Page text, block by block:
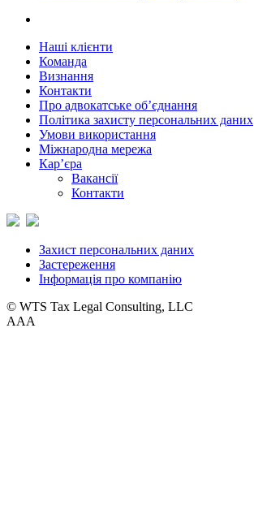
Наші клієнти
Команда
Визнання
Контакти
Про адвокатське об’єднання
Політика захисту персональних даних
Умови використання
Міжнародна мережа
Кар’єра
Вакансії
Контакти
Захист персональних даних
Застереження
Інформація про компанію
© WTS Tax Legal Consulting, LLC
AAA